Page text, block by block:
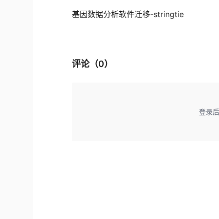
基因数据分析软件迁移-stringtie
评论（0）
登录